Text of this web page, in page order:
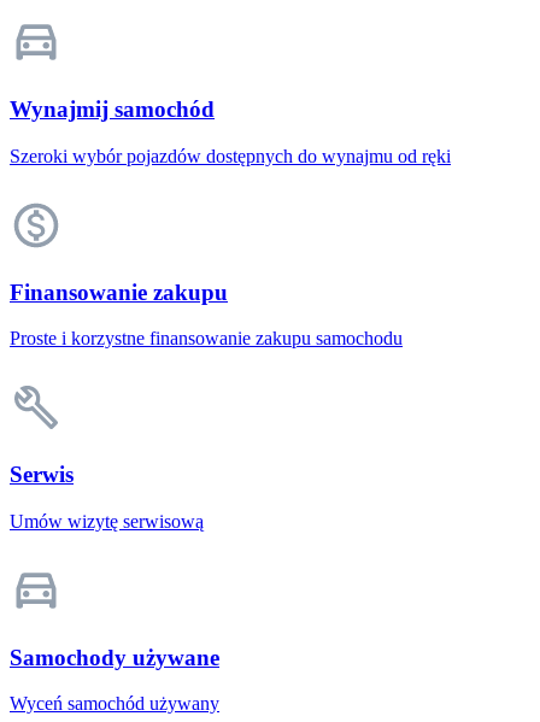
Wynajmij samochód
Szeroki wybór pojazdów dostępnych do wynajmu od ręki
Finansowanie zakupu
Proste i korzystne finansowanie zakupu samochodu
Serwis
Umów wizytę serwisową
Samochody używane
Wyceń samochód używany